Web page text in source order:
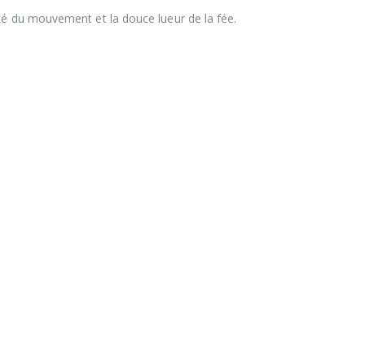
du mouvement et la douce lueur de la fée.